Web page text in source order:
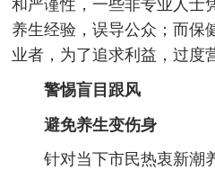
和严谨性，一些非专业人士
养生经验，误导公众；而保
业者，为了追求利益，过度
警惕盲目跟风
避免养生变伤身
针对当下市民热衷新潮